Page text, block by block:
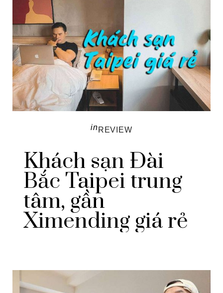
inREVIEW
Khách sạn Đài
Bắc Taipei trung
tâm, gần
Ximending giá rẻ